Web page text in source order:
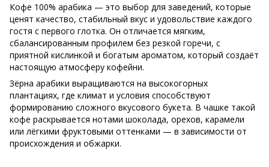
Кофе 100% арабика — это выбор для заведений, которые
ценят качество, стабильный вкус и удовольствие каждого
гостя с первого глотка. Он отличается мягким,
сбалансированным профилем без резкой горечи, с
приятной кислинкой и богатым ароматом, который создаёт
настоящую атмосферу кофейни.
Зёрна арабики выращиваются на высокогорных
плантациях, где климат и условия способствуют
формированию сложного вкусового букета. В чашке такой
кофе раскрывается нотами шоколада, орехов, карамели
или лёгкими фруктовыми оттенками — в зависимости от
происхождения и обжарки.